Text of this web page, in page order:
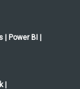
Power BI |
|